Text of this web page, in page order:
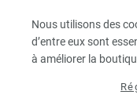
Nous utilisons des
d’entre eux sont
à améliorer la